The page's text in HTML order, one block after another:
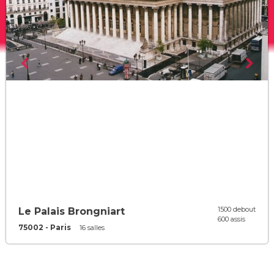
Le Palais Brongniart
75002 - Paris 16 salles
1500 debout
600 assis